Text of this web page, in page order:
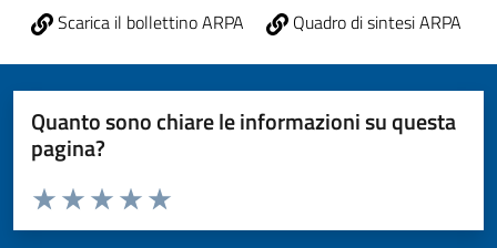
Scarica il bollettino ARPA Quadro di sintesi ARPA
Quanto sono chiare le informazioni su questa
pagina?
Valuta da 1 a 5 stelle la pagina
Valuta 5 stelle su 5
Valuta 4 stelle su 5
Valuta 3 stelle su 5
Valuta 2 stelle su 5
Valuta 1 stelle su 5